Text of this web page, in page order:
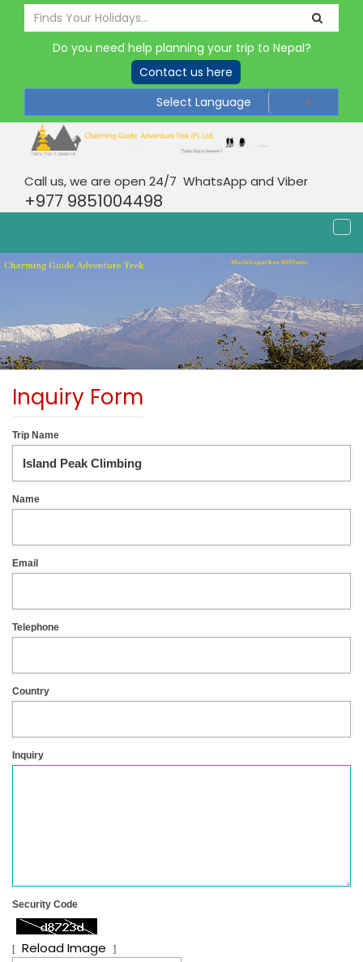
Do you need help planning your trip to Nepal?
Contact us here
Select Language
▼
Call us, we are open 24/7 WhatsApp and Viber
+977 9851004498
Inquiry Form
Trip Name
Name
Email
Telephone
Country
Inquiry
Security Code
[ Reload Image ]